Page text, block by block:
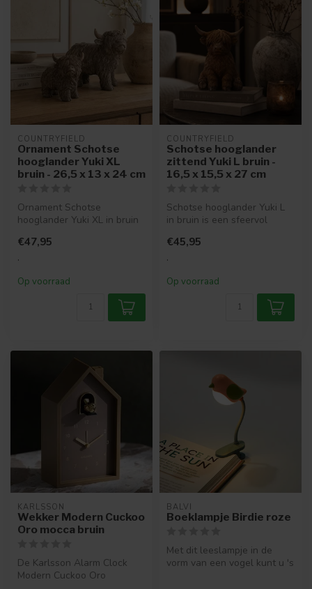
COUNTRYFIELD
Ornament Schotse
hooglander Yuki XL
bruin - 26,5 x 13 x 24 cm
Ornament Schotse
hooglander Yuki XL in bruin
decorati...
€47,95
.
Op voorraad
COUNTRYFIELD
Schotse hooglander
zittend Yuki L bruin -
16,5 x 15,5 x 27 cm
Schotse hooglander Yuki L
in bruin is een sfeervol
rust...
€45,95
.
Op voorraad
KARLSSON
Wekker Modern Cuckoo
Oro mocca bruin
De Karlsson Alarm Clock
Modern Cuckoo Oro
BALVI
Boeklampje Birdie roze
Met dit leeslampje in de
vorm van een vogel kunt u 's